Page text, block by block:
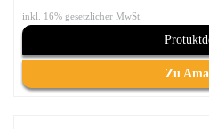
inkl. 16% gesetzlicher MwSt.
Zu